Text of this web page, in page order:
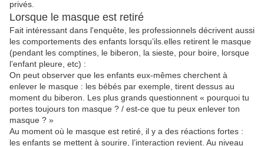
privés.
Lorsque le masque est retiré
Fait intéressant dans l'enquête, les professionnels décrivent aussi
les comportements des enfants lorsqu’ils.elles retirent le masque
(pendant les comptines, le biberon, la sieste, pour boire, lorsque
l’enfant pleure, etc) :
On peut observer que les enfants eux-mêmes cherchent à
enlever le masque : les bébés par exemple, tirent dessus au
moment du biberon. Les plus grands questionnent « pourquoi tu
portes toujours ton masque ? / est-ce que tu peux enlever ton
masque ? »
Au moment où le masque est retiré, il y a des réactions fortes :
les enfants se mettent à sourire, l’interaction revient. Au niveau